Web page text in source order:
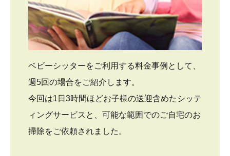
ベビーシッターをご利用する料金事例として、
週5回の場合をご紹介します。
今回は1日3時間ほどお子様の送迎含めたシッテ
ィングサービスと、可能な範囲でのご自宅のお
掃除をご依頼されました。